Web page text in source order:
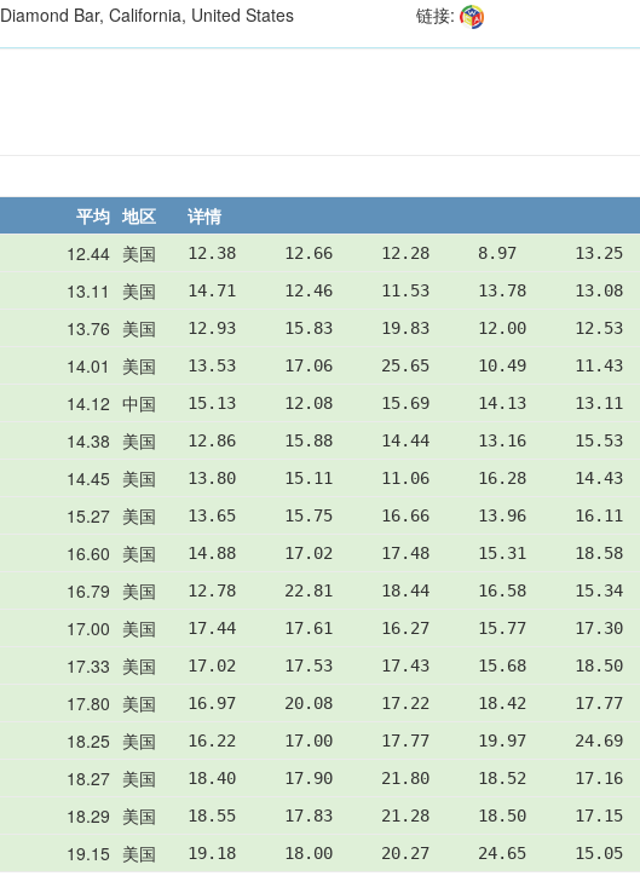
Diamond Bar, California, United States 链接:
平均 地区
详情
12.44 美国 12.38     12.66     12.28     8.97      13.25
13.11 美国 14.71     12.46     11.53     13.78     13.08
13.76 美国 12.93     15.83     19.83     12.00     12.53
14.01 美国 13.53     17.06     25.65     10.49     11.43
14.12 中国 15.13     12.08     15.69     14.13     13.11
14.38 美国 12.86     15.88     14.44     13.16     15.53
14.45 美国 13.80     15.11     11.06     16.28     14.43
15.27 美国 13.65     15.75     16.66     13.96     16.11
16.60 美国 14.88     17.02     17.48     15.31     18.58
16.79 美国 12.78     22.81     18.44     16.58     15.34
17.00 美国 17.44     17.61     16.27     15.77     17.30
17.33 美国 17.02     17.53     17.43     15.68     18.50
17.80 美国 16.97     20.08     17.22     18.42     17.77
18.25 美国 16.22     17.00     17.77     19.97     24.69
18.27 美国 18.40     17.90     21.80     18.52     17.16
18.29 美国 18.55     17.83     21.28     18.50     17.15
19.15 美国 19.18     18.00     20.27     24.65     15.05